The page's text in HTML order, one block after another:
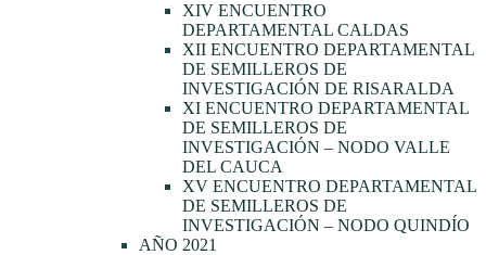
XIV ENCUENTRO
DEPARTAMENTAL CALDAS
XII ENCUENTRO DEPARTAMENTAL
DE SEMILLEROS DE
INVESTIGACIÓN DE RISARALDA
XI ENCUENTRO DEPARTAMENTAL
DE SEMILLEROS DE
INVESTIGACIÓN – NODO VALLE
DEL CAUCA
XV ENCUENTRO DEPARTAMENTAL
DE SEMILLEROS DE
INVESTIGACIÓN – NODO QUINDÍO
AÑO 2021